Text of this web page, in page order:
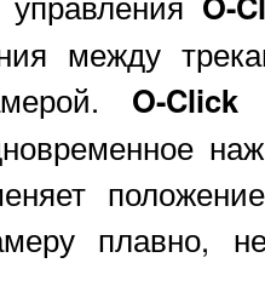
между
O-Click
плавно,